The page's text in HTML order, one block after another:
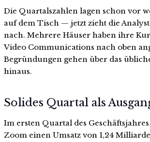
Die Quartalszahlen lagen schon vor
auf dem Tisch — jetzt zieht die
nach. Mehrere Häuser haben ihre
Video Communications nach oben
Begründungen gehen über das
hinaus.
Solides Quartal als
Im ersten Quartal des
Zoom einen Umsatz von 1,24